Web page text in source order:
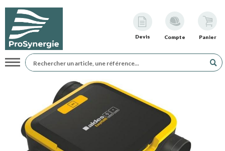
Devis Compte Panier
Navigation